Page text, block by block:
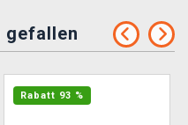
gefallen
Rabatt 93 %